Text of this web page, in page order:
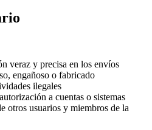
veraz y precisa en los envíos
engañoso o fabricado
ilegales
a cuentas o sistemas
otros usuarios y miembros de la